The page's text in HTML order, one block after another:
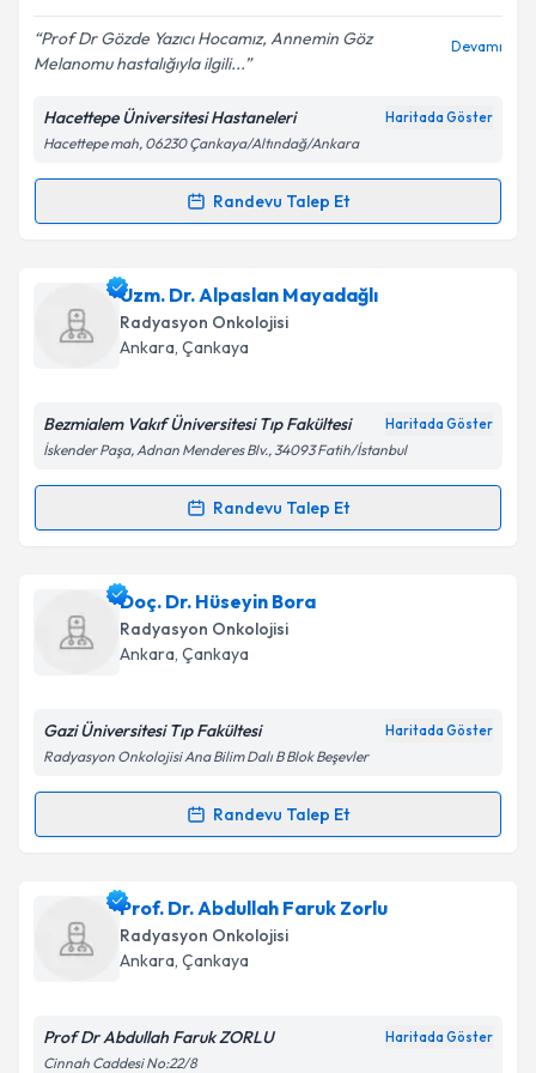
Kişisel verilerimin işlenmesine ilişkin
Aydınlatma
Metni'ni okudum ve kişisel verilerimin belirtilen
kapsamda işlenmesini kabul ediyorum.
Prof Dr Gözde Yazıcı Hocamız, Annemin Göz
Melanomu hastalığıyla ilgili...
Devamı
Hacettepe Üniversitesi Hastaneleri Haritada Göster
Hacettepe mah, 06230 Çankaya/Altındağ/Ankara
Randevu Talep Et
Randevu Takvimi Talebi
Dr. Öğr. Üyesi Gözde Yazıcıiçin randevu takvimi
talebi oluşturun. Size bu uzmandan randevu almanız
için bir takvim hazırlandığında e-posta ile
bilgilendireceğiz.
E-posta Adresiniz
Kişisel verilerimin işlenmesine ilişkinAydınlatma
kapsamda işlenmesini kabul ediyorum.
Takvim Talebini Gönder
Uzm. Dr. Alpaslan Mayadağlı
Radyasyon Onkolojisi
Ankara, Çankaya
Bezmialem Vakıf Üniversitesi Tıp Fakültesi Haritada Göster
İskender Paşa, Adnan Menderes Blv., 34093 Fatih/İstanbul
Randevu Talep Et
Randevu Takvimi Talebi
Uzm. Dr. Alpaslan Mayadağlı
talebi oluşturun. Size bu uzmandan randevu almanız
için bir takvim hazırlandığında e-posta ile
bilgilendireceğiz.
E-posta Adresiniz
Kişisel verilerimin işlenmesine ilişkinAydınlatma
kapsamda işlenmesini kabul ediyorum.
Takvim Talebini Gönder
Doç. Dr. Hüseyin Bora
Radyasyon Onkolojisi
Ankara, Çankaya
Gazi Üniversitesi Tıp Fakültesi Haritada Göster
Radyasyon Onkolojisi Ana Bilim Dalı B Blok Beşevler
Randevu Talep Et
Randevu Takvimi Talebi
Doç. Dr. Hüseyin Boraiçin randevu takvimi talebi
oluşturun. Size bu uzmandan randevu almanız için bir
takvim hazırlandığında e-posta ile bilgilendireceğiz.
Prof. Dr. Abdullah Faruk Zorlu
Radyasyon Onkolojisi
Ankara, Çankaya
Prof Dr Abdullah Faruk ZORLU Haritada Göster
Cinnah Caddesi No:22/8